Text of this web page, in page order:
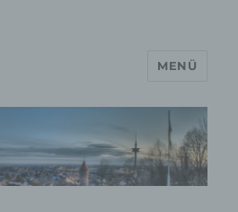
Beratung
MENÜ